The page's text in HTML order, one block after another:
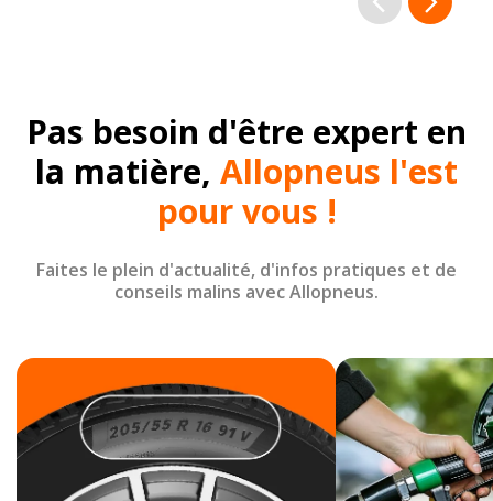
Pas besoin d'être expert en
la matière, Allopneus l'est
pour vous !
Faites le plein d'actualité, d'infos pratiques et de
conseils malins avec Allopneus.